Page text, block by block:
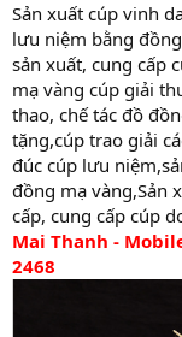
Sản xuất cúp vinh
lưu niệm bằng
sản xuất, cung cấp
mạ vàng cúp giải
thao, chế tác đồ
tặng,cúp trao giải
đúc cúp lưu
đồng mạ vàng,Sản
cấp, cung cấp cúp
Mai Thanh -
2468